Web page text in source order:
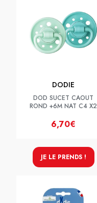
DODIE
DOD SUCET CAOUT
ROND +6M NAT C4 X2
6,70€
JE LE PRENDS !